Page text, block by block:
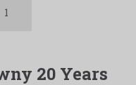
20 Years